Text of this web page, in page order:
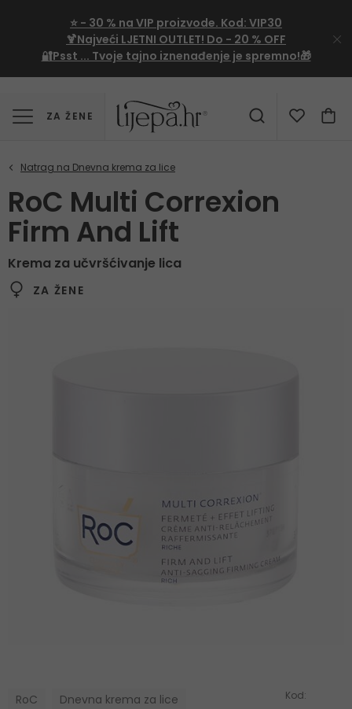
⭐ - 30 % na VIP proizvode. Kod: VIP30
🍹Najveći LJETNI OUTLET! Do - 20 % OFF
🔐Psst ... Tvoje tajno iznenađenje je spremno!🎁
ZA ŽENE
RoC Multi Correxion
Firm And Lift
Krema za učvršćivanje lica
ZA ŽENE
RoC
Dnevna krema za lice
Kod: